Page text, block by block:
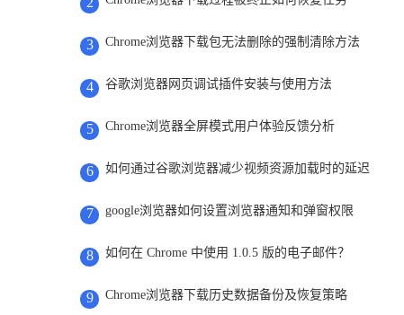
3 Chrome浏览器下载包无法删除的强制清除方法
4 谷歌浏览器网页调试插件安装与使用方法
5 Chrome浏览器全屏模式用户体验反馈分析
6 如何通过谷歌浏览器减少视频资源加载时的延迟
7 google浏览器如何设置浏览器通知和弹窗权限
8 如何在 Chrome 中使用 1.0.5 版的电子邮件？
9 Chrome浏览器下载历史数据备份及恢复策略